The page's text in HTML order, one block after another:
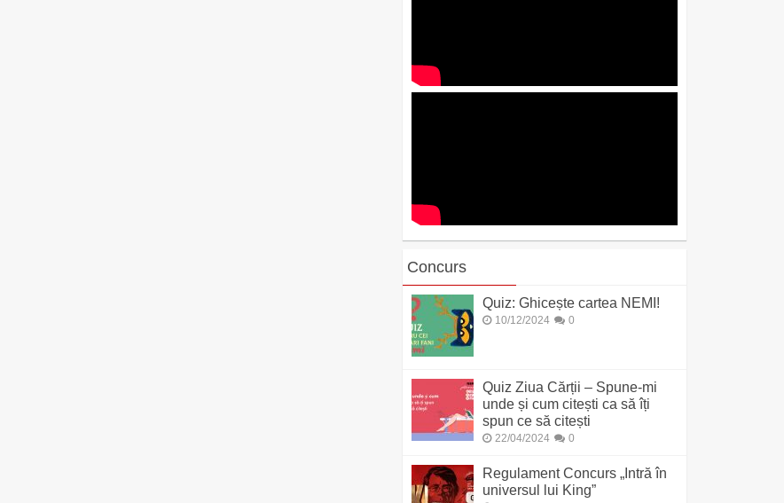
Concurs
Quiz: Ghicește cartea NEMI!
10/12/2024 0
Quiz Ziua Cărții – Spune-mi
unde și cum citești ca să îți
spun ce să citești
22/04/2024 0
Regulament Concurs „Intră în
universul lui King”